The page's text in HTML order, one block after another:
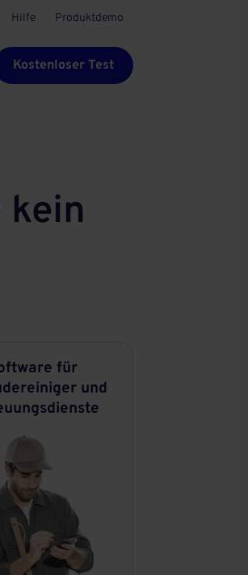
Hilfe Produktdemo
Kostenloser Test
für
und